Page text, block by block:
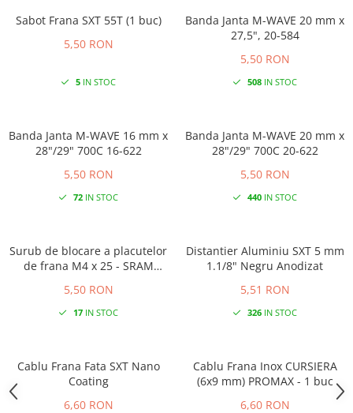
Sabot Frana SXT 55T (1 buc)
5,50 RON
5IN STOC
Banda Janta M-WAVE 20 mm x
27,5", 20-584
5,50 RON
508IN STOC
Banda Janta M-WAVE 16 mm x
28"/29" 700C 16-622
5,50 RON
72IN STOC
Banda Janta M-WAVE 20 mm x
28"/29" 700C 20-622
5,50 RON
440IN STOC
Surub de blocare a placutelor
de frana M4 x 25 - SRAM
5,50 RON
17IN STOC
Distantier Aluminiu SXT 5 mm
1.1/8" Negru Anodizat
5,51 RON
326IN STOC
Cablu Frana Fata SXT Nano
Coating
6,60 RON
Cablu Frana Inox CURSIERA
(6x9 mm) PROMAX - 1 buc
6,60 RON